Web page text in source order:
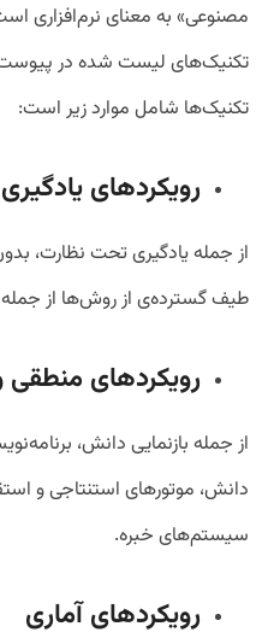
مصنوعی» به معنای نرم‌افزاری
تکنیک‌ها شامل موارد زیر است:
رویکردهای
از جمله یادگیری تحت نظارت،
طیف گسترده‌ی از روش‌ها از
رویکردهای
از جمله بازنمایی دانش،
دانش، موتورهای استنتاجی و
سیستم‌های خبره.
رویکردهای آماری